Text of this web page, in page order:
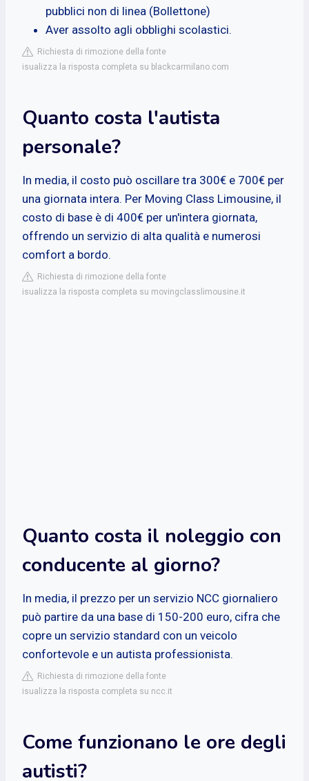
pubblici non di linea (Bollettone)
Aver assolto agli obblighi scolastici.
Richiesta di rimozione della fonte
isualizza la risposta completa su blackcarmilano.com
Quanto costa l'autista
personale?
In media, il costo può oscillare tra 300€ e 700€ per
una giornata intera. Per Moving Class Limousine, il
costo di base è di 400€ per un'intera giornata,
offrendo un servizio di alta qualità e numerosi
comfort a bordo.
Richiesta di rimozione della fonte
isualizza la risposta completa su movingclasslimousine.it
Quanto costa il noleggio con
conducente al giorno?
In media, il prezzo per un servizio NCC giornaliero
può partire da una base di 150-200 euro, cifra che
copre un servizio standard con un veicolo
confortevole e un autista professionista.
Richiesta di rimozione della fonte
isualizza la risposta completa su ncc.it
Come funzionano le ore degli
autisti?